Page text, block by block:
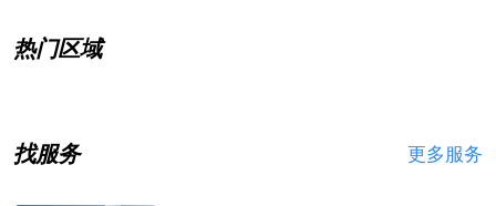
热门区域
找服务 更多服务